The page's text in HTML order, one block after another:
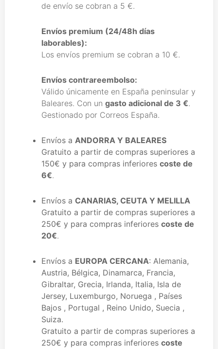
de envío se cobran a 5 €.
Envíos premium (24/48h días
laborables):
Los envíos premium se cobran a 10 €.
Envíos contrareembolso:
Válido únicamente en España peninsular y
Baleares. Con un gasto adicional de 3 €.
Gestionado por Correos España.
Envíos a ANDORRA Y BALEARES
Gratuito a partir de compras superiores a
150€ y para compras inferiores coste de
6€.
Envíos a CANARIAS, CEUTA Y MELILLA
Gratuito a partir de compras superiores a
250€ y para compras inferiores coste de
20€.
Envíos a EUROPA CERCANA: Alemania,
Austria, Bélgica, Dinamarca, Francia,
Gibraltar, Grecia, Irlanda, Italia, Isla de
Jersey, Luxemburgo, Noruega , Países
Bajos , Portugal , Reino Unido, Suecia ,
Suiza.
Gratuito a partir de compras superiores a
250€ y para compras inferiores coste